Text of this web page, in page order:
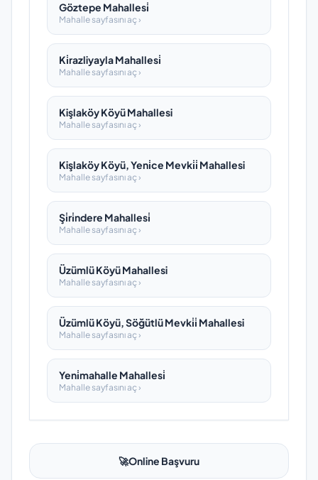
Göztepe Mahallesi̇
Mahalle sayfasını aç ›
Ki̇razliyayla Mahallesi̇
Mahalle sayfasını aç ›
Kişlaköy Köyü Mahallesi
Mahalle sayfasını aç ›
Kişlaköy Köyü, Yeni̇ce Mevki̇i̇ Mahallesi
Mahalle sayfasını aç ›
Şi̇ri̇ndere Mahallesi̇
Mahalle sayfasını aç ›
Üzümlü Köyü Mahallesi
Mahalle sayfasını aç ›
Üzümlü Köyü, Söğütlü Mevki̇i̇ Mahallesi
Mahalle sayfasını aç ›
Yeni̇mahalle Mahallesi̇
Mahalle sayfasını aç ›
🚀Online Başvuru